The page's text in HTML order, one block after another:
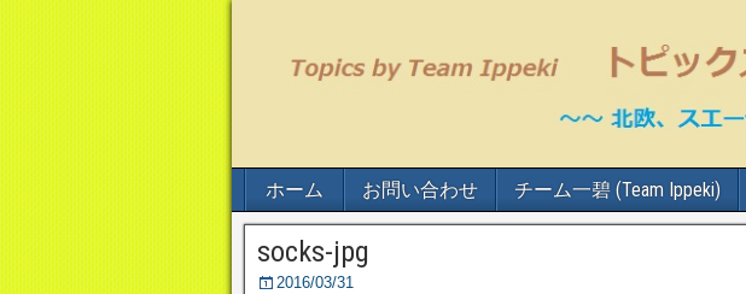
ホーム お問い合わせ チーム一碧 (Team Ippeki)
socks-jpg
2016/03/31